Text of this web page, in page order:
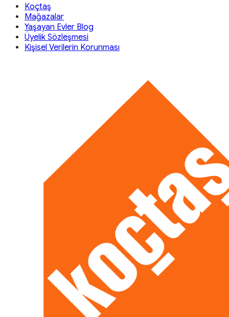
Koçtaş
Mağazalar
Yaşayan Evler Blog
Üyelik Sözleşmesi
Kişisel Verilerin Korunması